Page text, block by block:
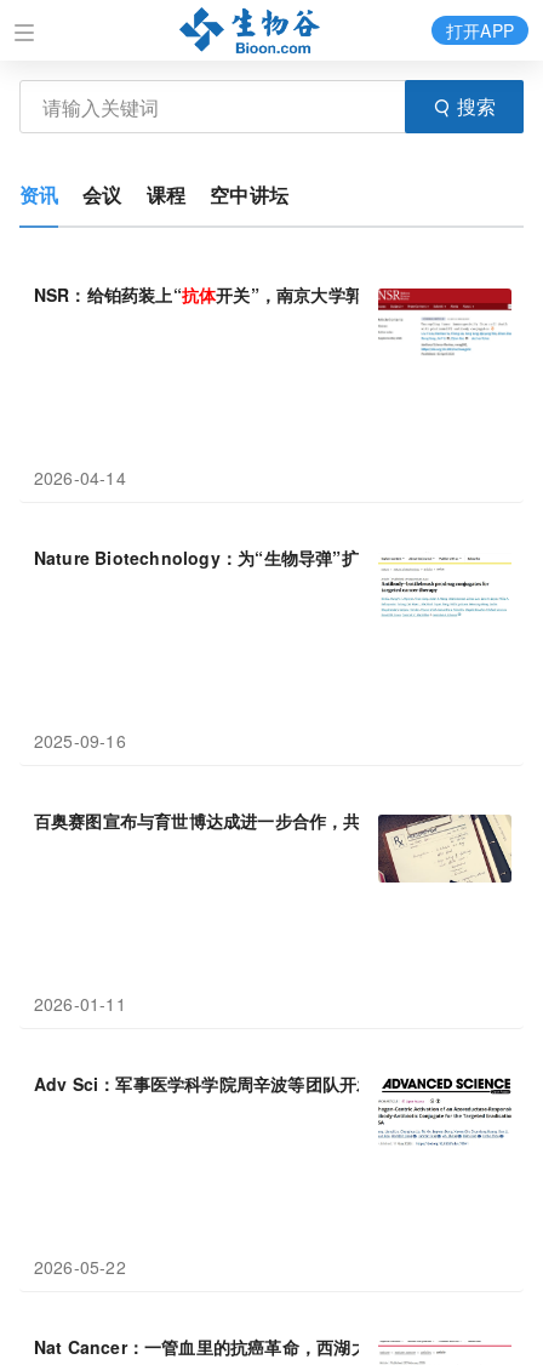
搜索
打开APP
资讯 会议 课程 空中讲坛
NSR：给铂药装上“抗体开关”，南京大学郭子建/李劼开发新型铂
2026-04-14
Nature Biotechnology：为“生物导弹”扩容——抗体-瓶刷偶联
2025-09-16
百奥赛图宣布与育世博达成进一步合作，共同推进同类首创双特异
2026-01-11
Adv Sci：军事医学科学院周辛波等团队开发出偶氮还原酶响应型
2026-05-22
Nat Cancer：一管血里的抗癌革命，西湖大学高晓飞团队等开发